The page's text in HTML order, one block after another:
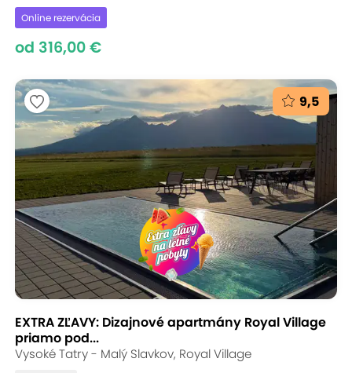
Online rezervácia
od 316,00 €
9,5
EXTRA ZĽAVY: Dizajnové apartmány Royal Village
priamo pod...
Vysoké Tatry - Malý Slavkov, Royal Village